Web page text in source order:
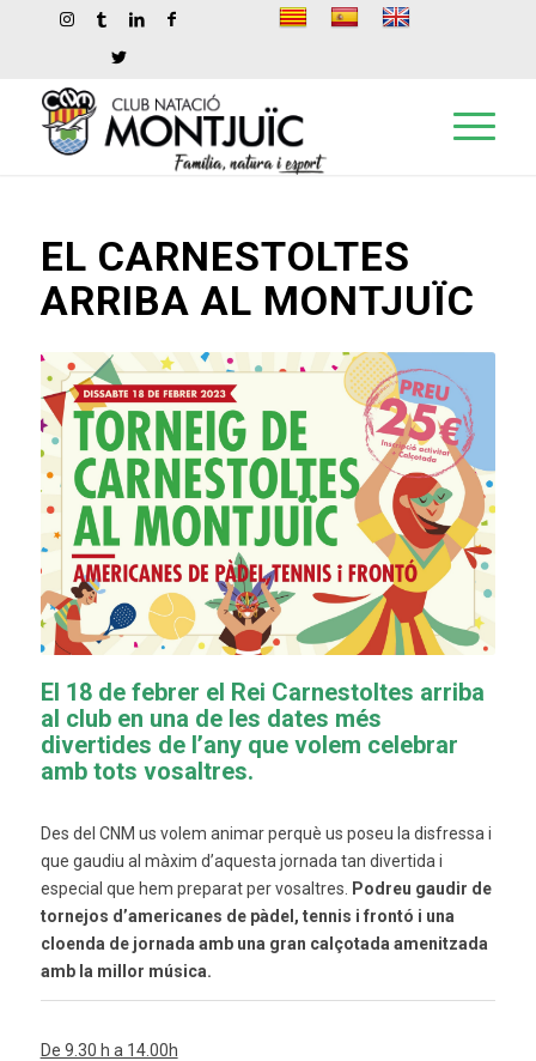
EL CARNESTOLTES
ARRIBA AL MONTJUÏC
El 18 de febrer el Rei Carnestoltes arriba
al club en una de les dates més
divertides de l’any que volem celebrar
amb tots vosaltres.
Des del CNM us volem animar perquè us poseu la disfressa i
que gaudiu al màxim d’aquesta jornada tan divertida i
especial que hem preparat per vosaltres.
Podreu gaudir de
tornejos d’americanes de pàdel, tennis i frontó i una
cloenda de jornada amb una gran calçotada amenitzada
amb la millor música.
De 9.30 h a 14.00h